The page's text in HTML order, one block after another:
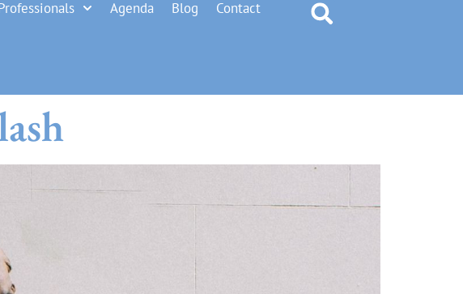
Agenda Blog Contact